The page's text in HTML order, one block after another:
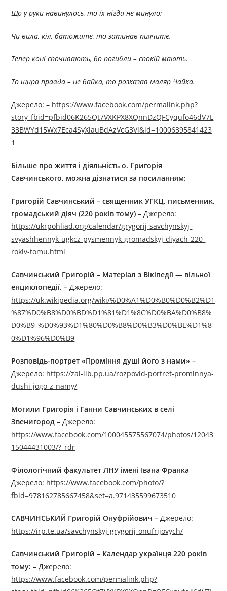
Що у руки навинулось, то їх нігди не минуло:
Чи вила, кіл, батожите, то затинав пиячите.
Тепер коні спочивають, бо погибли – спокій мають.
То щира правда – не байка, то розказав маляр Чайка.
Джерелo: – https://www.facebook.com/permalink.php?
story_fbid=pfbid06K265Qt7VXKPX8XQnnDzQFCyqufo46dV7L
33BWYd15Wx7Eca4SyXiauBdAzVcG3Vl&id=10006395841423
1
Більше про життя і діяльністьо. Григорія
Савчинського, можна дізнатися за посиланням:
Григорій Савчинський – священник УГКЦ, письменник,
громадський діяч (220 років тому) –Джерелo:
https://ukrpohliad.org/calendar/grygorij-savchynskyj-
svyashhennyk-ugkcz-pysmennyk-gromadskyj-diyach-220-
rokiv-tomu.html
Савчинський Григорій – Матеріал з Вікіпедії — вільної
енциклопедії. –Джерелo:
https://uk.wikipedia.org/wiki/%D0%A1%D0%B0%D0%B2%D1
%87%D0%B8%D0%BD%D1%81%D1%8C%D0%BA%D0%B8%
D0%B9_%D0%93%D1%80%D0%B8%D0%B3%D0%BE%D1%8
0%D1%96%D0%B9
Розповідь-портрет «Проміння душі його з нами» –
Джерелo: https://zal-lib.pp.ua/rozpovid-portret-prominnya-
dushi-jogo-z-namy/
Могили Григорія і Ганни Савчинських в селі
Звенигород –Джерелo:
https://www.facebook.com/100045575567074/photos/12043
15044431003/?_rdr
Філологічний факультет ЛНУ імені Івана Франка –
Джерелo: https://www.facebook.com/photo/?
fbid=978162785667458&set=a.971435599673510
САВЧИНСЬКИЙ Григорій Онуфрійович – Джерелo:
https://irp.te.ua/savchynskyj-grygorij-onufrijovych/ –
Савчинський Григорій – Календар українця 220 років
тому: – Джерелo:
https://www.facebook.com/permalink.php?